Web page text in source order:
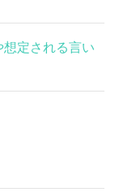
定される言い